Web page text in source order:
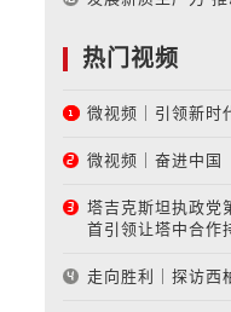
热门视频
微视频｜引领新时
微视频｜奋进中国
塔吉克斯坦执政党
首引领让塔中合作
走向胜利｜探访西